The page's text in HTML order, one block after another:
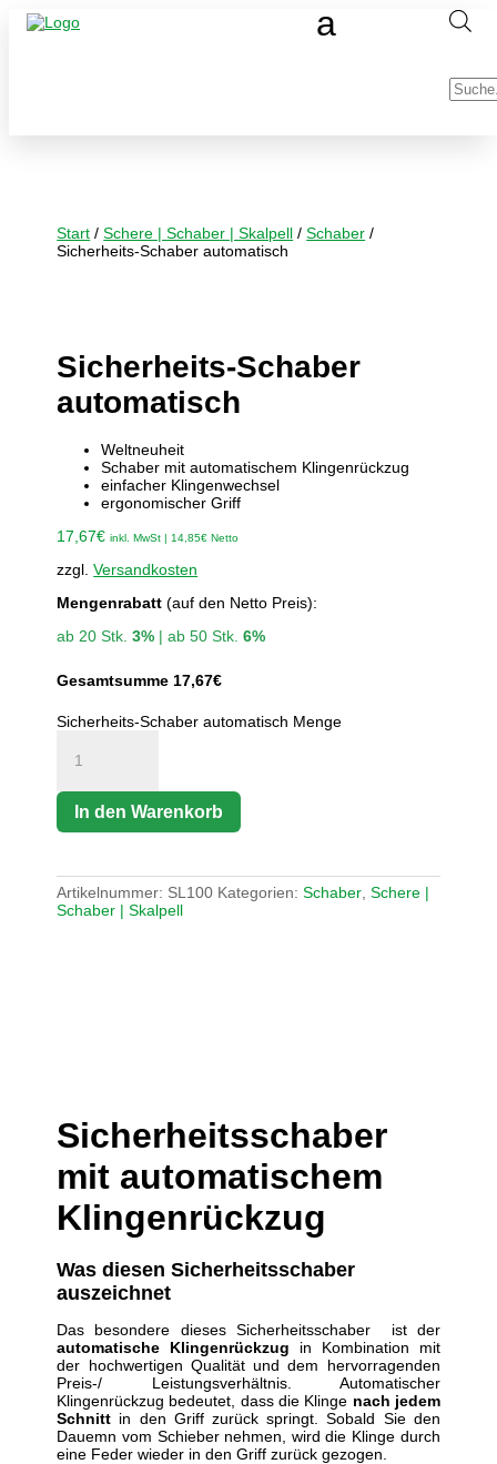
Start /Schere | Schaber | Skalpell /Schaber /
Sicherheits-Schaber automatisch
Sicherheits-Schaber
automatisch
Weltneuheit
Schaber mit automatischem Klingenrückzug
einfacher Klingenwechsel
ergonomischer Griff
17,67€ inkl. MwSt |14,85€ Netto
zzgl.Versandkosten
Mengenrabatt (auf den Netto Preis):
ab 20 Stk.3% | ab 50 Stk.6%
Gesamtsumme 17,67€
Sicherheits-Schaber automatisch Menge
In den Warenkorb
Artikelnummer: SL100 Kategorien:Schaber ,Schere |
Schaber | Skalpell
Sicherheitsschaber
mit automatischem
Klingenrückzug
Was diesen Sicherheitsschaber
auszeichnet
Das besondere dieses Sicherheitsschaber ist der
automatische Klingenrückzug in Kombination mit
der hochwertigen Qualität und dem hervorragenden
Preis-/ Leistungsverhältnis. Automatischer
Klingenrückzug bedeutet, dass die Klinge nach jedem
Schnitt in den Griff zurück springt. Sobald Sie den
Dauemn vom Schieber nehmen, wird die Klinge durch
eine Feder wieder in den Griff zurück gezogen.